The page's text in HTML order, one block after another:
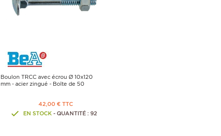
Boulon TRCC avec écrou Ø 10x120
mm - acier zingué - Boîte de 50
42,00 € TTC
EN STOCK- QUANTITÉ : 92